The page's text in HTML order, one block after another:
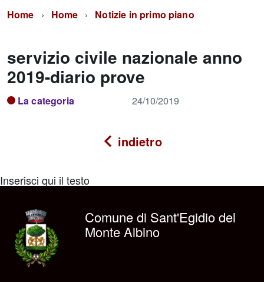
Home Home Notizie in primo piano
servizio civile nazionale anno
2019-diario prove
La categoria 24/10/2019
indietro
Inserisci qui il testo
Comune di Sant'Egidio del
Monte Albino